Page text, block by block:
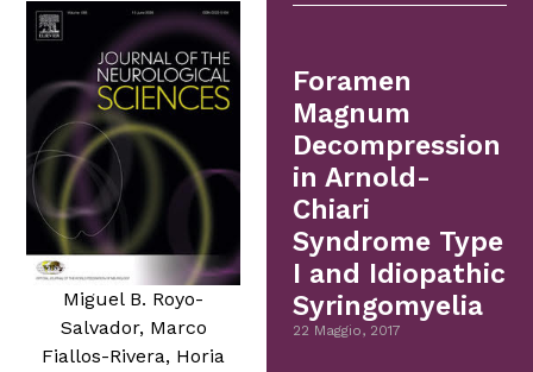
Miguel B. Royo-
Salvador, Marco
Fiallos-Rivera, Horia
Foramen
Magnum
Decompression
in Arnold-
Chiari
Syndrome Type
I and Idiopathic
Syringomyelia
22 Maggio, 2017